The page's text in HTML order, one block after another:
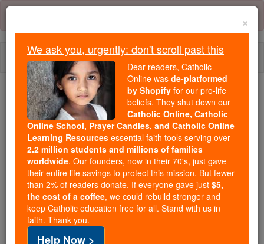
Skip
content
We ask you, urgently: don't scroll past this
Dear readers, Catholic Online
wasde-platformed by Shopify
for our pro-life beliefs. They
shut down ourCatholic
Online, Catholic Online School, Prayer Candles, and
Catholic Online Learning Resourcesessential faith
tools serving over2.2 million students and millions of
families worldwide. Our founders, now in their 70's,
×
We ask you, urgently: don't scroll past this
Dear readers, Catholic
Online was de-platformed
by Shopify for our pro-life
beliefs. They shut down our
Catholic Online, Catholic
Online School, Prayer Candles, and Catholic Online
Learning Resources essential faith tools serving over
2.2 million students and millions of families
worldwide. Our founders, now in their 70's, just gave
their entire life savings to protect this mission. But fewer
than 2% of readers donate. If everyone gave just $5,
the cost of a coffee, we could rebuild stronger and
keep Catholic education free for all. Stand with us in
faith. Thank you.
Help Now >